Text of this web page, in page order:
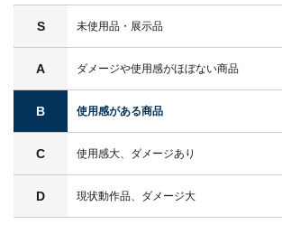
S 未使用品・展示品
A ダメージや使用感がほぼない商品
B 使用感がある商品
C 使用感大、ダメージあり
D 現状動作品、ダメージ大